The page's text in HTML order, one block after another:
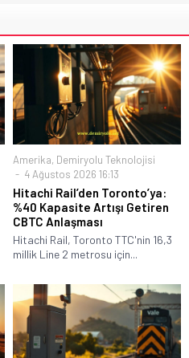
Amerika, Demiryolu Teknolojisi
4 Ağustos 2026 16:13
Hitachi Rail’den Toronto’ya:
%40 Kapasite Artışı Getiren
CBTC Anlaşması
Hitachi Rail, Toronto TTC'nin 16,3
millik Line 2 metrosu için...